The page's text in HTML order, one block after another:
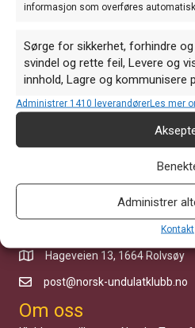
informasjon som overføres automatisk.
Sørge for sikkerhet, forhindre
svindel og rette feil, Levere og
innhold, Lagre og kommunisere
Administrer 1410 leverandørerLes mer
Administrer
Kontakt
http://www.world-budgerigar.org/
Vedlegg
Posts
navigation
← Utstillingsreglar
Hvordan
Kom i kontakt med
Hageveien 13, 1664 Rolvsøy
post@norsk-undulatklubb.no
Om oss